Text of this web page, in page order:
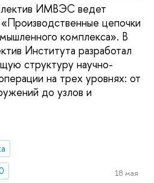
ИМВЭС ведет
цепочки
комплекса». В
Института разработал
структуру научно-
на трех уровнях: от
до узлов и
18 мая